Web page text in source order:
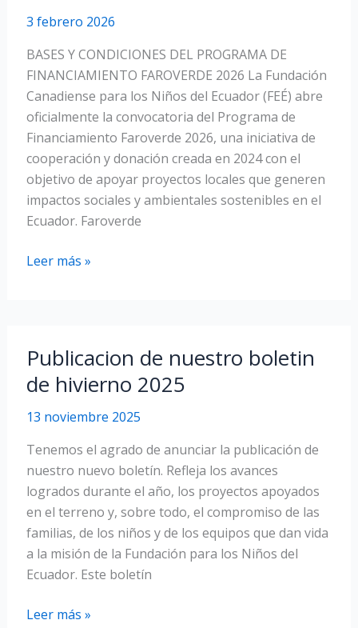
3 febrero 2026
BASES Y CONDICIONES DEL PROGRAMA DE
FINANCIAMIENTO FAROVERDE 2026 La Fundación
Canadiense para los Niños del Ecuador (FEÉ) abre
oficialmente la convocatoria del Programa de
Financiamiento Faroverde 2026, una iniciativa de
cooperación y donación creada en 2024 con el
objetivo de apoyar proyectos locales que generen
impactos sociales y ambientales sostenibles en el
Ecuador. Faroverde
Lanzamiento
Faroverde
–
3
–
2026
Leer más »
Publicacion de nuestro boletin
de hivierno 2025
13 noviembre 2025
Tenemos el agrado de anunciar la publicación de
nuestro nuevo boletín. Refleja los avances
logrados durante el año, los proyectos apoyados
en el terreno y, sobre todo, el compromiso de las
familias, de los niños y de los equipos que dan vida
a la misión de la Fundación para los Niños del
Ecuador. Este boletín
Publicacion
Leer más »